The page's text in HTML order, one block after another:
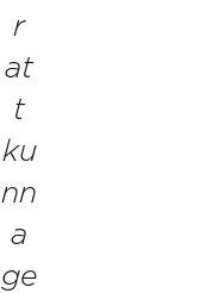
r
at
t
ku
nn
a
ge